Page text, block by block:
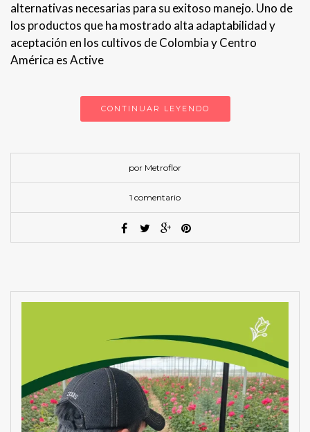
alternativas necesarias para su exitoso manejo. Uno de
los productos que ha mostrado alta adaptabilidad y
aceptación en los cultivos de Colombia y Centro
América es Active
CONTINUAR LEYENDO
por Metroflor
1 comentario